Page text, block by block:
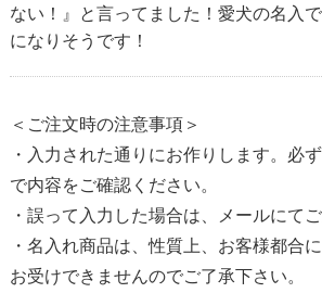
ない！』と言ってました！愛犬の名入
になりそうです！
＜ご注文時の注意事項＞
・入力された通りにお作りします。必
で内容をご確認ください。
・誤って入力した場合は、メールにて
・名入れ商品は、性質上、お客様都合
お受けできませんのでご了承下さい。